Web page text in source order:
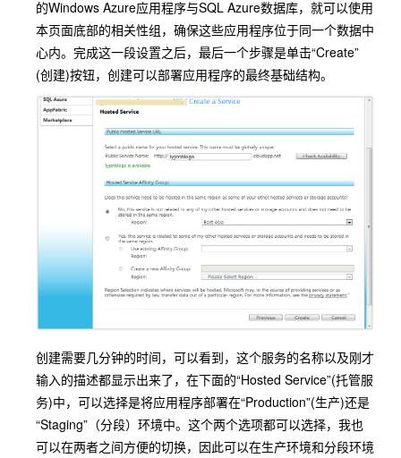
的Windows Azure应用程序与SQL Azure数据库，就可以使用
本页面底部的相关性组，确保这些应用程序位于同一个数据中
心内。完成这一段设置之后，最后一个步骤是单击“Create”
(创建)按钮，创建可以部署应用程序的最终基础结构。
创建需要几分钟的时间，可以看到，这个服务的名称以及刚才
输入的描述都显示出来了，在下面的“Hosted Service”(托管服
务)中，可以选择是将应用程序部署在“Production”(生产)还是
“Staging”（分段）环境中。这个两个选项都可以选择，我也
可以在两者之间方便的切换，因此可以在生产环境和分段环境